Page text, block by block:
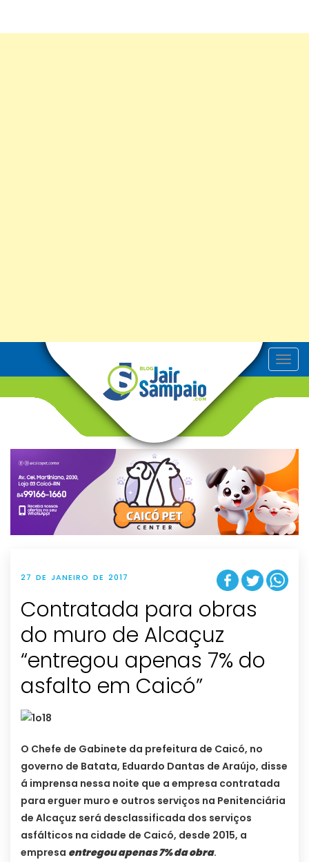
T
o
v
g
t
i
o
n
27 DE JANEIRO DE 2017
Contratada para obras
do muro de Alcaçuz
“entregou apenas 7% do
asfalto em Caicó”
O Chefe de Gabinete da prefeitura de Caicó, no
governo de Batata, Eduardo Dantas de Araújo, disse
á imprensa nessa noite que a empresa contratada
para erguer muro e outros serviços na Penitenciária
de Alcaçuz será desclassificada dos serviços
asfálticos na cidade de Caicó, desde 2015, a
empresa entregou apenas 7% da obra.